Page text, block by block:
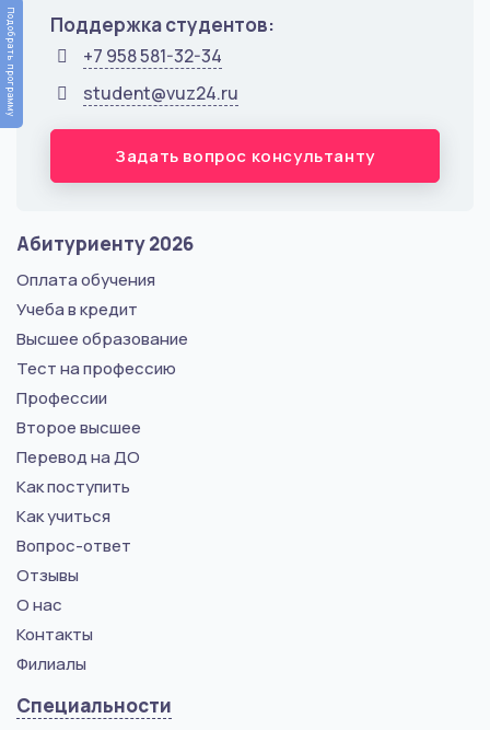
Поддержка студентов:
+7 958 581-32-34
student@vuz24.ru
Задать вопрос консультанту
Абитуриенту 2026
Оплата обучения
Учеба в кредит
Высшее образование
Тест на профессию
Профессии
Второе высшее
Перевод на ДО
Как поступить
Как учиться
Вопрос-ответ
Отзывы
О нас
Контакты
Филиалы
Специальности
Подобрать программу